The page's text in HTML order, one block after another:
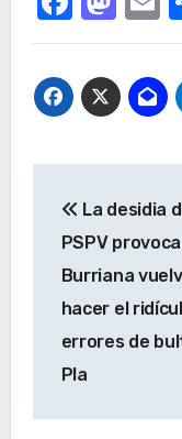
de
entradas
La desidia
PSPV
Burriana
hacer el
errores de
Pla